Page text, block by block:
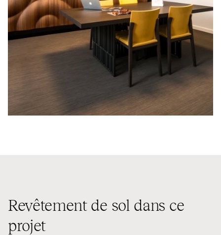
Revêtement de sol dans ce
projet